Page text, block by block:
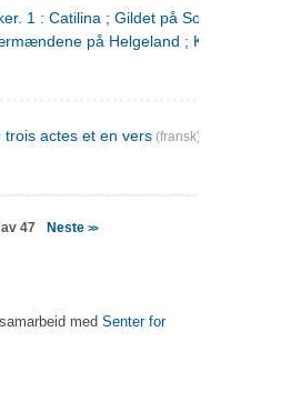
1 : Catilina ; Gildet på Solhaug ; Fru
på Helgeland ;
actes et en vers (fransk)
47 Neste>>
med Senter for